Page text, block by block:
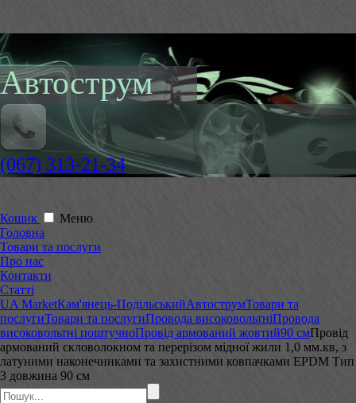
Автострум
(067) 313-21-34
Кошик
Меню
Головна
Товари та послуги
Про нас
Контакти
Статті
UA MarketКам'янець-ПодільськийАвтострумТовари та
послугиТовари та послугиПровода високовольтніПровода
високовольтні поштучноПровід армований жовтий90 смПровід
армований скловолокном та перерізом мідної жили 1,0 мм.кв, з
латуними наконечниками та захистними ковпачками EPDM Тип
3 довжина 90 см